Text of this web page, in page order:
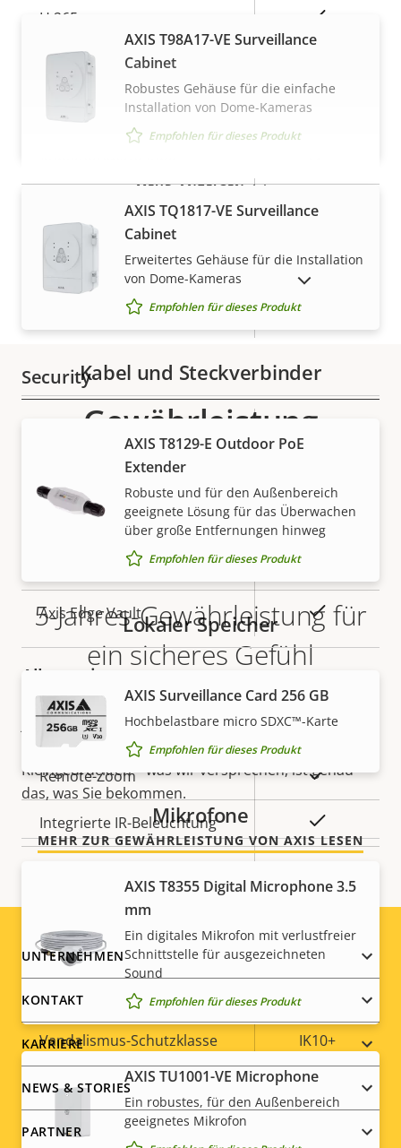
H.265
AV1
Integriertes Mikrofon –
Netzwerk
Eigentumsbeschreibung Eigentumswert
Security
Secure keystore
Secure
EAL6+)
Axis Edge Vault Ja
Allgemein
Eigentumsbeschreibung Eigentumswert
Remote-Fokus Ja
Remote-Zoom Ja
Integrierte IR-Beleuchtung
(Speicherkarteneinschub)
Ja
Betriebstemperatur -50 to 55 °C
Für den Außenbereich
geeignet
Ja
Vandalismus-Schutzklasse IK10+
IP-Schutzklasse IP66, IP6K9K
Nachlackierungsgeeignet
MEHR ANZEIGEN
AXIS T98A17-VE Surveillance
Cabinet
Robustes Gehäuse für die einfache
Installation von Dome-Kameras
Empfohlen für dieses Produkt
AXIS TQ1817-VE Surveillance
Cabinet
Erweitertes Gehäuse für die Installation
von Dome-Kameras
Empfohlen für dieses Produkt
Kabel und Steckverbinder
AXIS T8129-E Outdoor PoE
Extender
Robuste und für den Außenbereich
geeignete Lösung für das Überwachen
über große Entfernungen hinweg
Empfohlen für dieses Produkt
Lokaler Speicher
AXIS Surveillance Card 256 GB
Hochbelastbare micro SDXC™-Karte
Empfohlen für dieses Produkt
Mikrofone
AXIS T8355 Digital Microphone 3.5
mm
Ein digitales Mikrofon mit verlustfreier
Schnittstelle für ausgezeichneten
Sound
Empfohlen für dieses Produkt
AXIS TU1001-VE Microphone
Ein robustes, für den Außenbereich
geeignetes Mikrofon
AUSLAUFPRODUKTE ANZEIGEN
Gewährleistung
5-Jahres-Gewährleistung für
ein sicheres Gefühl
Unsere neue 5-jährige Gewährleistung bietet
jahrelangen störungsfreien Betrieb und Kontrolle
über Ihre Kosten. Es gibt keine Überraschungen im
Kleingedruckten – was wir versprechen, ist genau
das, was Sie bekommen.
MEHR ZUR GEWÄHRLEISTUNG VON AXIS LESEN
Footer
menu
UNTERNEHMEN
KONTAKT
KARRIERE
NEWS & STORIES
PARTNER